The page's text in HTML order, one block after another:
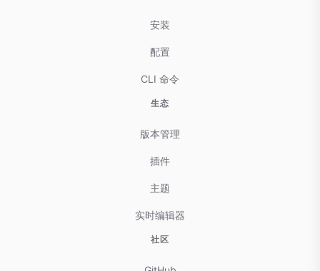
安装
配置
CLI 命令
生态
版本管理
插件
主题
实时编辑器
社区